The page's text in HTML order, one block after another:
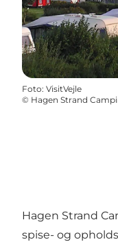
Foto: VisitVejle
© Hagen Strand
Hagen Strand
spise- og